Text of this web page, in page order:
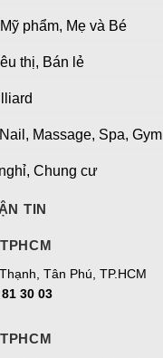
phẩm, Mẹ và Bé
thị, Bán lẻ
Massage, Spa, Gym
Chung cư
TIN
Tân Phú, TP.HCM
30 03